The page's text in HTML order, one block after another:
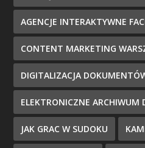
AGENCJE INTERAKTYWNE
CONTENT MARKETING
DIGITALIZACJA
ELEKTRONICZNE ARCHIWUM
JAK GRAC W SUDOKU